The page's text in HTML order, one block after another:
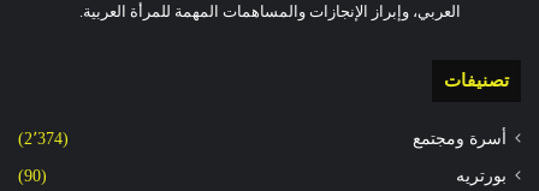
العربي، وإبراز الإنجازات والمساهمات المهمة للمرأة العربية.
تصنيفات
أسرة ومجتمع (2٬374)
بورتريه (90)